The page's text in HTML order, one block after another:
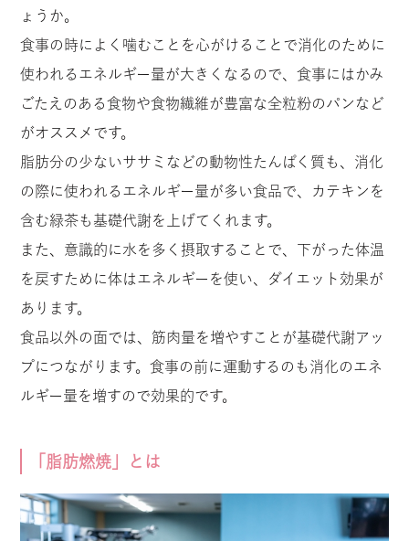
ょうか。
食事の時によく噛むことを心がけることで消化のために
使われるエネルギー量が大きくなるので、食事にはかみ
ごたえのある食物や食物繊維が豊富な全粒粉のパンなど
がオススメです。
脂肪分の少ないササミなどの動物性たんぱく質も、消化
の際に使われるエネルギー量が多い食品で、カテキンを
含む緑茶も基礎代謝を上げてくれます。
また、意識的に水を多く摂取することで、下がった体温
を戻すために体はエネルギーを使い、ダイエット効果が
あります。
食品以外の面では、筋肉量を増やすことが基礎代謝アッ
プにつながります。食事の前に運動するのも消化のエネ
ルギー量を増すので効果的です。
「脂肪燃焼」とは